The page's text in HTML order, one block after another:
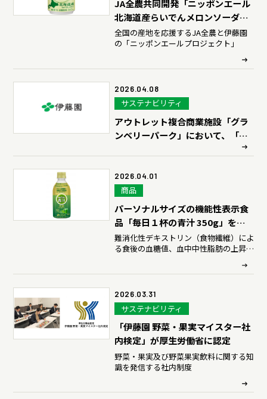
JA全農共同開発「ニッポンエール
北海道産らいでんメロンソーダ」
を、4月27日（月）に新発売
全国の産地を応援するJA全農と伊藤園
の「ニッポンエールプロジェクト」
2026.04.08
サステナビリティ
アウトレット複合商業施設「グラ
ンベリーパーク」において、「ボ
トルtoボトル資源循環型リサイク
2026.04.01
商品
パーソナルサイズの機能性表示食
品「毎日１杯の青汁 350g」を、4
月6日（月）に新発売
難消化性デキストリン（食物繊維）によ
る食後の血糖値、血中中性脂肪の上昇を
2026.03.31
サステナビリティ
「伊藤園 野菜・果実マイスター社
内検定」が厚生労働省に認定
野菜・果実及び野菜果実飲料に関する知
識を発信する社内制度